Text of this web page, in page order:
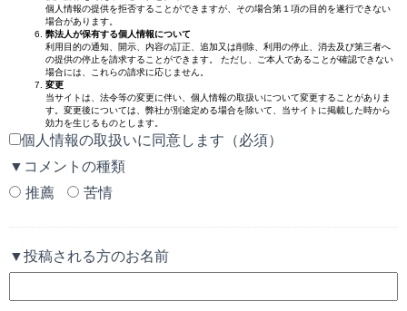
個人情報の提供を拒否することができますが、その場合第１項の目的を遂行できない
場合があります。
弊法人が保有する個人情報について
利用目的の通知、開示、内容の訂正、追加又は削除、利用の停止、消去及び第三者へ
の提供の停止を請求することができます。 ただし、ご本人であることが確認できない
場合には、これらの請求に応じません。
変更
当サイトは、法令等の変更に伴い、個人情報の取扱いについて変更することがありま
す。変更後については、弊社が別途定める場合を除いて、当サイトに掲載した時から
効力を生じるものとします。
個人情報の取扱いに同意します（必須）
▼コメントの種類
推薦
苦情
▼投稿される方のお名前